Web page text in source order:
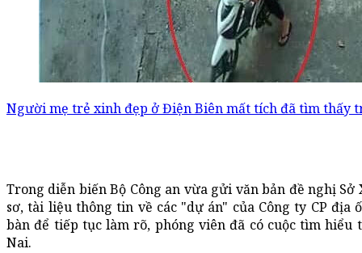
Người mẹ trẻ xinh đẹp ở Điện Biên mất tích đã tìm thấy
Trong diễn biến Bộ Công an vừa gửi văn bản đề nghị
sơ, tài liệu thông tin về các "dự án" của Công ty CP địa
bàn để tiếp tục làm rõ, phóng viên đã có cuộc tìm
Nai.